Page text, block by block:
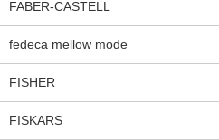
FABER-CASTELL
fedeca mellow mode
FISHER
FISKARS